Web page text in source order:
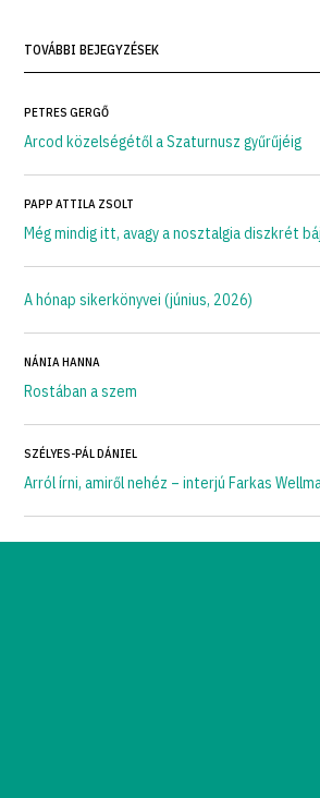
TOVÁBBI BEJEGYZÉSEK
PETRES GERGŐ
Arcod közelségétől a Szaturnusz gyűrűjéig
PAPP ATTILA ZSOLT
Még mindig itt, avagy a nosztalgia diszkrét
A hónap sikerkönyvei (június, 2026)
NÁNIA HANNA
Rostában a szem
SZÉLYES-PÁL DÁNIEL
Arról írni, amiről nehéz – interjú Farkas